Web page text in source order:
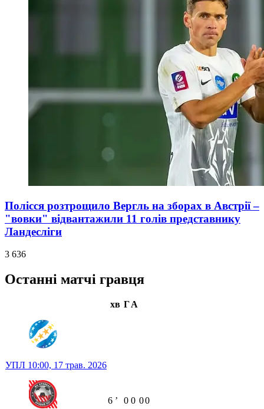
Полісся розтрощило Вергль на зборах в Австрії –
"вовки" відвантажили 11 голів представнику
Ландесліги
3 636
Останні матчі гравця
хв ГА
УПЛ 10:00, 17 трав. 2026
6 ʼ 0 0 00